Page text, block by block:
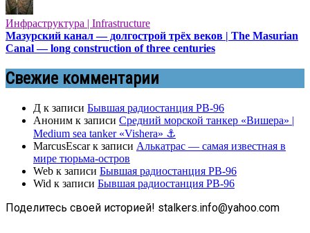
Инфраструктура | Infrastructure
Мазурский канал — долгострой трёх веков | The Masurian
Canal — long construction of three centuries
Свежие комментарии
Д к записи Бывшая радиостанция РВ-96
Аноним к записи Средний морской танкер «Вишера» |
Medium sea tanker «Vishera» ⚓
MarcusEscarк записи Алькатрас — самая известная в
мире тюрьма-остров
Web к записи Бывшая радиостанция РВ-96
Wid к записи Бывшая радиостанция РВ-96
Поделитесь своей историей! stalkers.info@yahoo.com